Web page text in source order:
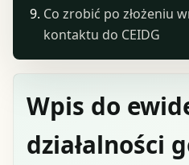
Wpis do
działalności
Co zrobić po złożeniu
kontaktu do CEIDG